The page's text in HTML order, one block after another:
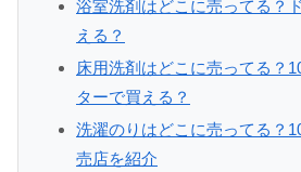
浴室洗剤はどこに売ってる？
える？
床用洗剤はどこに売ってる？
ターで買える？
洗濯のりはどこに売ってる？
売店を紹介